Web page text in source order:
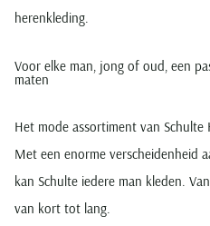
herenkleding.
Voor elke man, jong of oud, een
maten
Het mode assortiment van Schulte
Met een enorme verscheidenheid
kan Schulte iedere man kleden.
van kort tot lang.